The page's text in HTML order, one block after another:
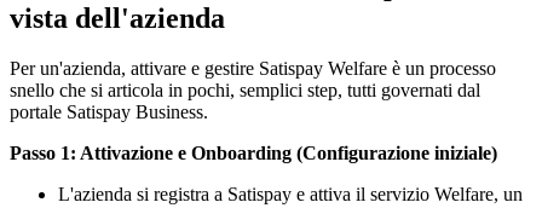
vista dell'azienda
Per un'azienda, attivare e gestire Satispay Welfare è un processo
snello che si articola in pochi, semplici step, tutti governati dal
portale Satispay Business.
Passo 1: Attivazione e Onboarding (Configurazione iniziale)
L'azienda si registra a Satispay e attiva il servizio Welfare, un